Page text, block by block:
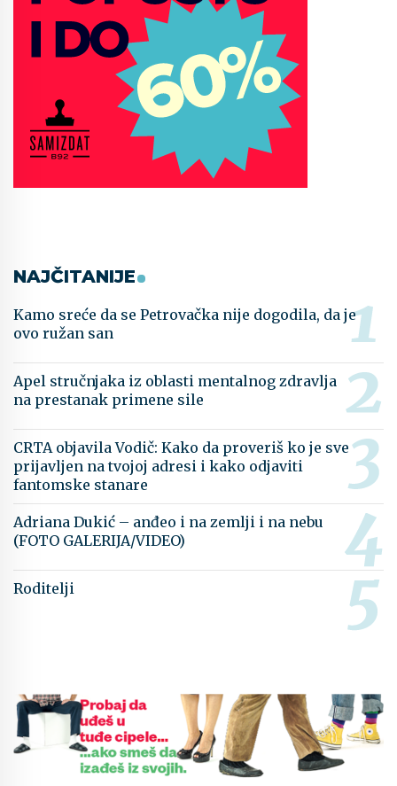
NAJČITANIJE
Kamo sreće da se Petrovačka nije dogodila, da je
ovo ružan san
Apel stručnjaka iz oblasti mentalnog zdravlja
na prestanak primene sile
CRTA objavila Vodič: Kako da proveriš ko je sve
prijavljen na tvojoj adresi i kako odjaviti
fantomske stanare
Adriana Dukić – anđeo i na zemlji i na nebu
(FOTO GALERIJA/VIDEO)
Roditelji